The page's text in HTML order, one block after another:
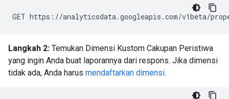
Langkah 2: Temukan Dimensi Kustom Cakupan Peristiwa
yang ingin Anda buat laporannya dari respons. Jika dimensi
tidak ada, Anda harus mendaftarkan dimensi.